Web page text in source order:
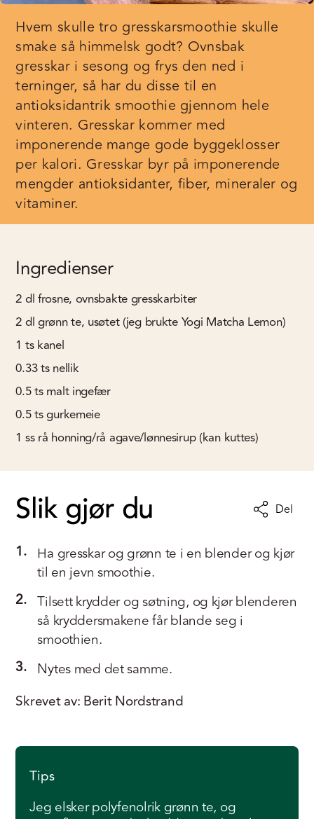
Hvem skulle tro gresskarsmoothie skulle
smake så himmelsk godt? Ovnsbak
gresskar i sesong og frys den ned i
terninger, så har du disse til en
antioksidantrik smoothie gjennom hele
vinteren. Gresskar kommer med
imponerende mange gode byggeklosser
per kalori. Gresskar byr på imponerende
mengder antioksidanter, fiber, mineraler og
vitaminer.
Ingredienser
2dlfrosne, ovnsbakte gresskarbiter
2dlgrønn te, usøtet (jeg brukte Yogi Matcha Lemon)
1 ts kanel
0.33ts nellik
0.5ts malt ingefær
0.5tsgurkemeie
1 ss rå honning/rå agave/lønnesirup (kan kuttes)
Slik gjør du Del
1. Ha gresskar og grønn te i en blender og kjør
til en jevn smoothie.
2. Tilsett krydder og søtning, og kjør blenderen
så kryddersmakene får blande seg i
smoothien.
3. Nytes med det samme.
Skrevet av: Berit Nordstrand
Tips
Jeg elsker polyfenolrik grønn te, og